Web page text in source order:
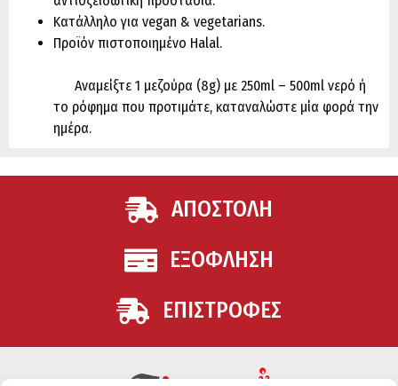
Κατάλληλο για vegan & vegetarians.
Προϊόν πιστοποιημένο Halal.
Αναμείξτε 1 μεζούρα (8g) με 250ml – 500ml νερό ή
το ρόφημα που προτιμάτε, καταναλώστε μία φορά την
ημέρα.
ΑΠΟΣΤΟΛΗ
ΕΞΟΦΛΗΣΗ
ΕΠΙΣΤΡΟΦΕΣ